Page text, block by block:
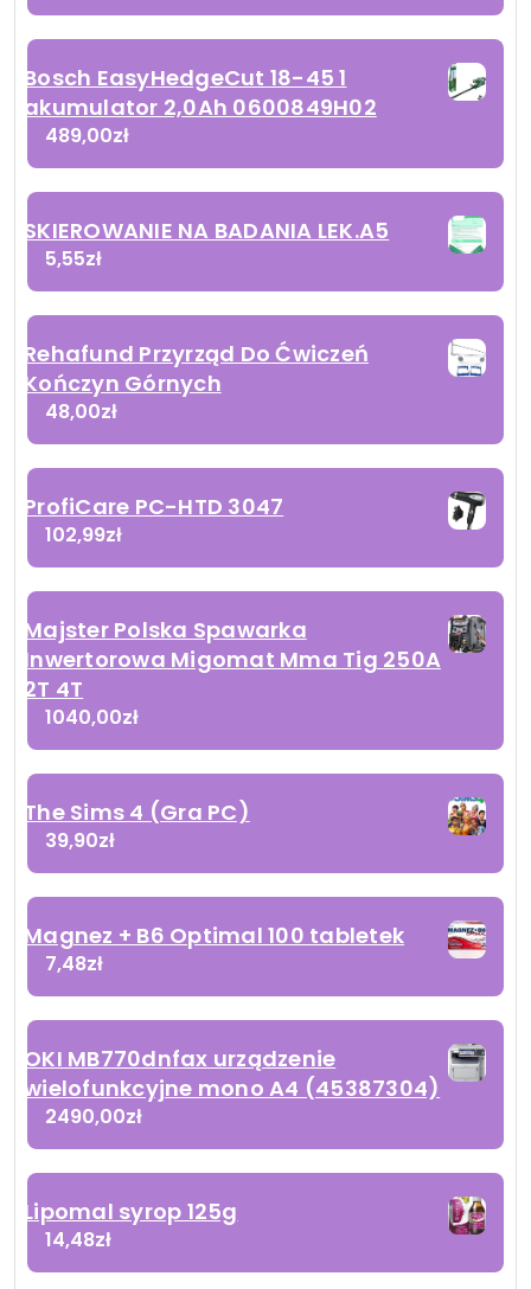
Bosch EasyHedgeCut 18-45 1
akumulator 2,0Ah 0600849H02
489,00zł
SKIEROWANIE NA BADANIA LEK.A5
5,55zł
Rehafund Przyrząd Do Ćwiczeń
Kończyn Górnych
48,00zł
ProfiCare PC-HTD 3047
102,99zł
Majster Polska Spawarka
Inwertorowa Migomat Mma Tig 250A
2T 4T
1040,00zł
The Sims 4 (Gra PC)
39,90zł
Magnez + B6 Optimal 100 tabletek
7,48zł
OKI MB770dnfax urządzenie
wielofunkcyjne mono A4 (45387304)
2490,00zł
Lipomal syrop 125g
14,48zł